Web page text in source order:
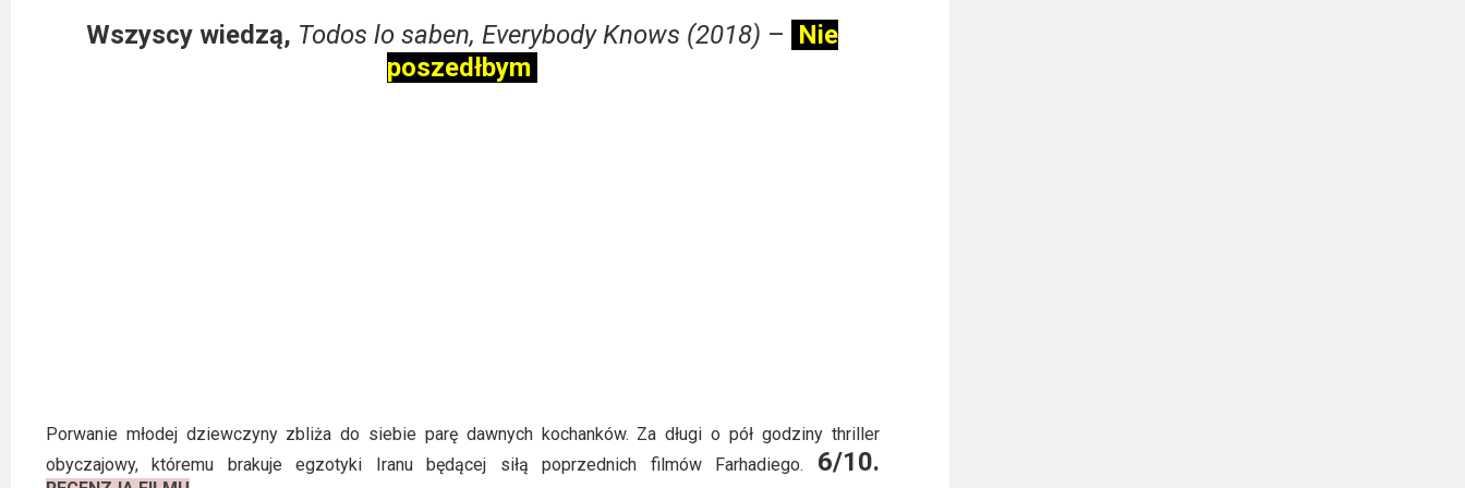
Wszyscy wiedzą, Todos lo saben, Everybody Knows (2018) – Nie
poszedłbym
Porwanie młodej dziewczyny zbliża do siebie parę dawnych kochanków. Za długi o pół godziny thriller
obyczajowy, któremu brakuje egzotyki Iranu będącej siłą poprzednich filmów Farhadiego. 6/10.